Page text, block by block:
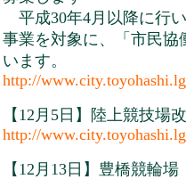
平成30年4月以降に行
事業を対象に、「市民協
います。
http://
【12月5日】陸上競技場
http://
【12月13日】豊橋競輪